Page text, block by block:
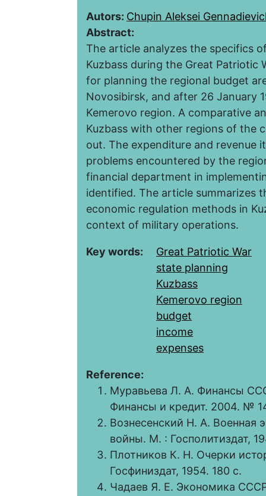
Autors: Chupin Aleksei
Abstract:
The article analyzes the specifics
Kuzbass during the Great Patriotic
for planning the regional budget
Novosibirsk, and after 26 January
Kemerovo region. A comparative
Kuzbass with other regions of the
out. The expenditure and revenue
problems encountered by the
financial department in
identified. The article summarizes
economic regulation methods in
context of military operations.
Key words:
Great Patriotic War
state planning
Kuzbass
Kemerovo region
budget
income
expenses
Reference:
Муравьева Л. А. Финансы
Финансы и кредит. 2004. №
Вознесенский Н. А. Военная
войны. М. : Госполитиздат,
Плотников К. Н. Очерки
Госфиниздат, 1954. 180 с.
Чадаев Я. Е. Экономика